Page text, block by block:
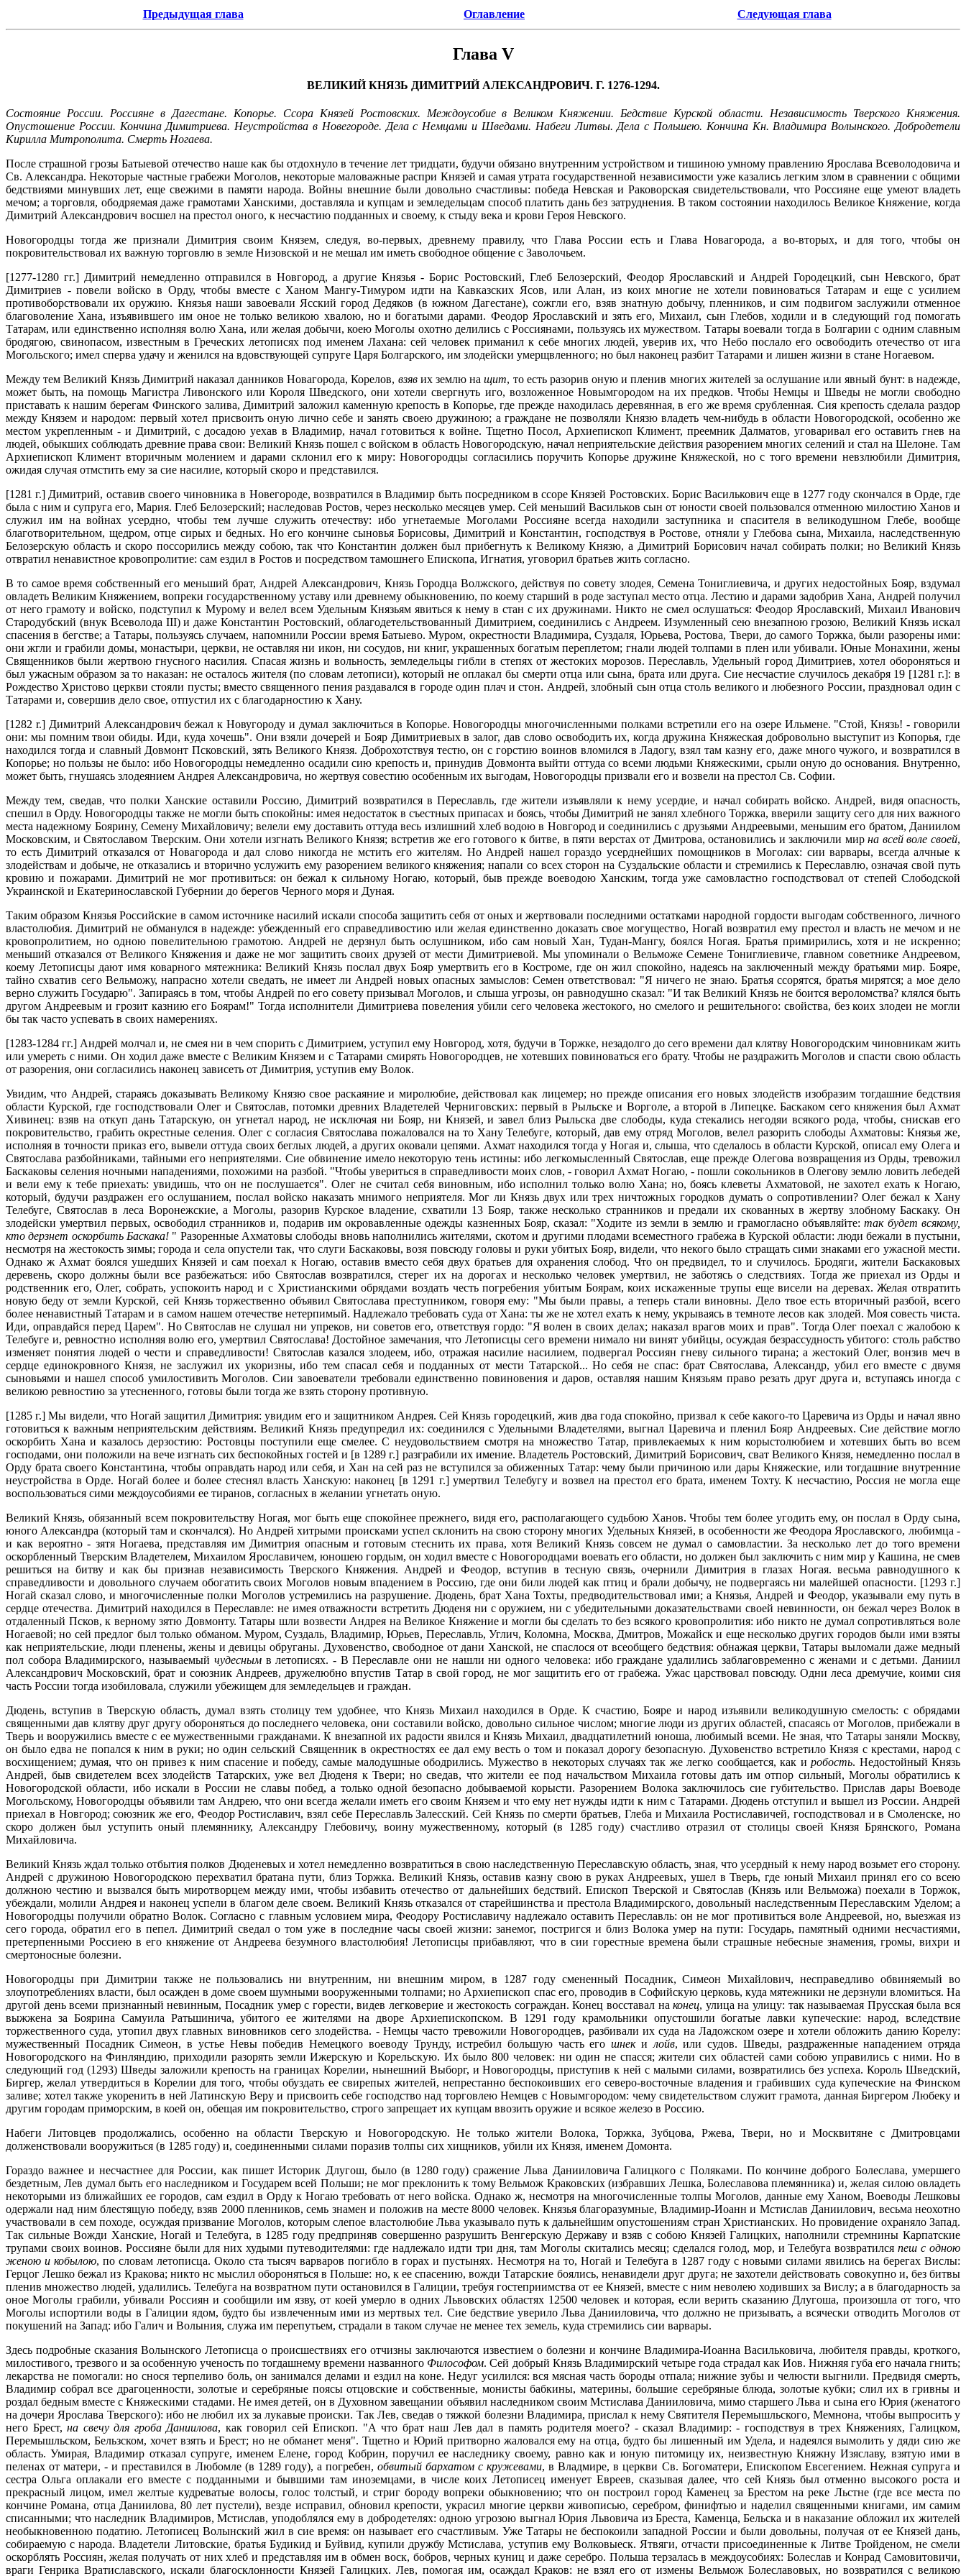
Предыдущая глава Оглавление Следующая глава
Глава V
ВЕЛИКИЙ КНЯЗЬ ДИМИТРИЙ АЛЕКСАНДРОВИЧ. Г. 1276-1294.
Состояние России. Россияне в Дагестане. Копорье. Ссора Князей Ростовских. Междоусобие в Великом Княжении. Бедствие Курской области. Независимость Тверского Княжения.
Опустошение России. Кончина Димитриева. Неустройства в Новегороде. Дела с Немцами и Шведами. Набеги Литвы. Дела с Польшею. Кончина Кн. Владимира Волынского. Добродетели
Кирилла Митрополита. Смерть Ногаева.
После страшной грозы Батыевой отечество наше как бы отдохнуло в течение лет тридцати, будучи обязано внутренним устройством и тишиною умному правлению Ярослава Всеволодовича и
Св. Александра. Некоторые частные грабежи Моголов, некоторые маловажные распри Князей и самая утрата государственной независимости уже казались легким злом в сравнении с общими
бедствиями минувших лет, еще свежими в памяти народа. Войны внешние были довольно счастливы: победа Невская и Раковорская свидетельствовали, что Россияне еще умеют владеть
мечом; а торговля, ободряемая даже грамотами Ханскими, доставляла и купцам и земледельцам способ платить дань без затруднения. В таком состоянии находилось Великое Княжение, когда
Димитрий Александрович восшел на престол оного, к несчастию подданных и своему, к стыду века и крови Героя Невского.
Новогородцы тогда же признали Димитрия своим Князем, следуя, во-первых, древнему правилу, что Глава России есть и Глава Новагорода, а во-вторых, и для того, чтобы он
покровительствовал их важную торговлю в земле Низовской и не мешал им иметь свободное общение с Заволочьем.
[1277-1280 гг.] Димитрий немедленно отправился в Новгород, а другие Князья - Борис Ростовский, Глеб Белозерский, Феодор Ярославский и Андрей Городецкий, сын Невского, брат
Димитриев - повели войско в Орду, чтобы вместе с Ханом Мангу-Тимуром идти на Кавказских Ясов, или Алан, из коих многие не хотели повиноваться Татарам и еще с усилием
противоборствовали их оружию. Князья наши завоевали Ясский город Дедяков (в южном Дагестане), сожгли его, взяв знатную добычу, пленников, и сим подвигом заслужили отменное
благоволение Хана, изъявившего им оное не только великою хвалою, но и богатыми дарами. Феодор Ярославский и зять его, Михаил, сын Глебов, ходили и в следующий год помогать
Татарам, или единственно исполняя волю Хана, или желая добычи, коею Моголы охотно делились с Россиянами, пользуясь их мужеством. Татары воевали тогда в Болгарии с одним славным
бродягою, свинопасом, известным в Греческих летописях под именем Лахана: сей человек приманил к себе многих людей, уверив их, что Небо послало его освободить отечество от ига
Могольского; имел сперва удачу и женился на вдовствующей супруге Царя Болгарского, им злодейски умерщвленного; но был наконец разбит Татарами и лишен жизни в стане Ногаевом.
Между тем Великий Князь Димитрий наказал данников Новагорода, Корелов, взявих землю нащит, то есть разорив оную и пленив многих жителей за ослушание или явный бунт: в надежде,
может быть, на помощь Магистра Ливонского или Короля Шведского, они хотели свергнуть иго, возложенное Новымгородом на их предков. Чтобы Немцы и Шведы не могли свободно
приставать к нашим берегам Финского залива, Димитрий заложил каменную крепость в Копорье, где прежде находилась деревянная, в его же время срубленная. Сия крепость сделала раздор
между Князем и народом: первый хотел присвоить оную лично себе и занять своею дружиною; а граждане не позволяли Князю владеть чем-нибудь в области Новогородской, особенно же
местом укрепленным - и Димитрий, с досадою уехав в Владимир, начал готовиться к войне. Тщетно Посол, Архиепископ Климент, преемник Далматов, уговаривал его оставить гнев на
людей, обыкших соблюдать древние права свои: Великий Князь пошел с войском в область Новогородскую, начал неприятельские действия разорением многих селений и стал на Шелоне. Там
Архиепископ Климент вторичным молением и дарами склонил его к миру: Новогородцы согласились поручить Копорье дружине Княжеской, но с того времени невзлюбили Димитрия,
ожидая случая отмстить ему за сие насилие, который скоро и представился.
[1281 г.] Димитрий, оставив своего чиновника в Новегороде, возвратился в Владимир быть посредником в ссоре Князей Ростовских. Борис Василькович еще в 1277 году скончался в Орде, где
была с ним и супруга его, Мария. Глеб Белозерский; наследовав Ростов, через несколько месяцев умер. Сей меньший Васильков сын от юности своей пользовался отменною милостию Ханов и
служил им на войнах усердно, чтобы тем лучше служить отечеству: ибо угнетаемые Моголами Россияне всегда находили заступника и спасителя в великодушном Глебе, вообще
благотворительном, щедром, отце сирых и бедных. Но его кончине сыновья Борисовы, Димитрий и Константин, господствуя в Ростове, отняли у Глебова сына, Михаила, наследственную
Белозерскую область и скоро поссорились между собою, так что Константин должен был прибегнуть к Великому Князю, а Димитрий Борисович начал собирать полки; но Великий Князь
отвратил ненавистное кровопролитие: сам ездил в Ростов и посредством тамошнего Епископа, Игнатия, уговорил братьев жить согласно.
В то самое время собственный его меньший брат, Андрей Александрович, Князь Городца Волжского, действуя по совету злодея, Семена Тониглиевича, и других недостойных Бояр, вздумал
овладеть Великим Княжением, вопреки государственному уставу или древнему обыкновению, по коему старший в роде заступал место отца. Лестию и дарами задобрив Хана, Андрей получил
от него грамоту и войско, подступил к Мурому и велел всем Удельным Князьям явиться к нему в стан с их дружинами. Никто не смел ослушаться: Феодор Ярославский, Михаил Иванович
Стародубский (внук Всеволода III) и даже Константин Ростовский, облагодетельствованный Димитрием, соединились с Андреем. Изумленный сею внезапною грозою, Великий Князь искал
спасения в бегстве; а Татары, пользуясь случаем, напомнили России время Батыево. Муром, окрестности Владимира, Суздаля, Юрьева, Ростова, Твери, до самого Торжка, были разорены ими:
они жгли и грабили домы, монастыри, церкви, не оставляя ни икон, ни сосудов, ни книг, украшенных богатым переплетом; гнали людей толпами в плен или убивали. Юные Монахини, жены
Священников были жертвою гнусного насилия. Спасая жизнь и вольность, земледельцы гибли в степях от жестоких морозов. Переславль, Удельный город Димитриев, хотел обороняться и
был ужасным образом за то наказан: не осталось жителя (по словам летописи), который не оплакал бы смерти отца или сына, брата или друга. Сие несчастие случилось декабря 19 [1281 г.]: в
Рождество Христово церкви стояли пусты; вместо священного пения раздавался в городе один плач и стон. Андрей, злобный сын отца столь великого и любезного России, праздновал один с
Татарами и, совершив дело свое, отпустил их с благодарностию к Хану.
[1282 r.] Димитрий Александрович бежал к Новугороду и думал заключиться в Копорье. Новогородцы многочисленными полками встретили его на озере Ильмене. "Стой, Князь! - говорили
они: мы помним твои обиды. Иди, куда хочешь". Они взяли дочерей и Бояр Димитриевых в залог, дав слово освободить их, когда дружина Княжеская добровольно выступит из Копорья, где
находился тогда и славный Довмонт Псковский, зять Великого Князя. Доброхотствуя тестю, он с горстию воинов вломился в Ладогу, взял там казну его, даже много чужого, и возвратился в
Копорье; но пользы не было: ибо Новогородцы немедленно осадили сию крепость и, принудив Довмонта выйти оттуда со всеми людьми Княжескими, срыли оную до основания. Внутренно,
может быть, гнушаясь злодеянием Андрея Александровича, но жертвуя совестию особенным их выгодам, Новогородцы призвали его и возвели на престол Св. Софии.
Между тем, сведав, что полки Ханские оставили Россию, Димитрий возвратился в Переславль, где жители изъявляли к нему усердие, и начал собирать войско. Андрей, видя опасность,
спешил в Орду. Новогородцы также не могли быть спокойны: имея недостаток в съестных припасах и боясь, чтобы Димитрий не занял хлебного Торжка, вверили защиту сего для них важного
места надежному Боярину, Семену Михайловичу; велели ему доставить оттуда весь излишний хлеб водою в Новгород и соединились с друзьями Андреевыми, меньшим его братом, Даниилом
Московским, и Святославом Тверским. Они хотели изгнать Великого Князя; встретив же его готового к битве, в пяти верстах от Дмитрова, остановились и заключили мирна всей воле своей,
то есть Димитрий отказался от Новагорода и дал слово никогда не мстить его жителям. Но Андрей нашел гораздо усерднейших помощников в Моголах: сии варвары, всегда алчные к
злодействам и добыче, не отказались и вторично услужить ему разорением великого княжения; напали со всех сторон на Суздальские области и стремились к Переславлю, означая свой путь
кровию и пожарами. Димитрий не мог противиться: он бежал к сильному Ногаю, который, быв прежде воеводою Ханским, тогда уже самовластно господствовал от степей Слободской
Украинской и Екатеринославской Губернии до берегов Черного моря и Дуная.
Таким образом Князья Российские в самом источнике насилий искали способа защитить себя от оных и жертвовали последними остатками народной гордости выгодам собственного, личного
властолюбия. Димитрий не обманулся в надежде: убежденный его справедливостию или желая единственно доказать свое могущество, Ногай возвратил ему престол и власть не мечом и не
кровопролитием, но одною повелительною грамотою. Андрей не дерзнул быть ослушником, ибо сам новый Хан, Тудан-Мангу, боялся Ногая. Братья примирились, хотя и не искренно;
меньший отказался от Великого Княжения и даже не мог защитить своих друзей от мести Димитриевой. Мы упоминали о Вельможе Семене Тониглиевиче, главном советнике Андреевом,
коему Летописцы дают имя коварного мятежника: Великий Князь послал двух Бояр умертвить его в Костроме, где он жил спокойно, надеясь на заключенный между братьями мир. Бояре,
тайно схватив сего Вельможу, напрасно хотели сведать, не имеет ли Андрей новых опасных замыслов: Семен ответствовал: "Я ничего не знаю. Братья ссорятся, братья мирятся; а мое дело
верно служить Государю". Запираясь в том, чтобы Андрей по его совету призывал Моголов, и слыша угрозы, он равнодушно сказал: "И так Великий Князь не боится вероломства? клялся быть
другом Андреевым и грозит казнию его Боярам!" Тогда исполнители Димитриева повеления убили сего человека жестокого, но смелого и решительного: свойства, без коих злодеи не могли
бы так часто успевать в своих намерениях.
[1283-1284 гг.] Андрей молчал и, не смея ни в чем спорить с Димитрием, уступил ему Новгород, хотя, будучи в Торжке, незадолго до сего времени дал клятву Новогородским чиновникам жить
или умереть с ними. Он ходил даже вместе с Великим Князем и с Татарами смирять Новогородцев, не хотевших повиноваться его брату. Чтобы не раздражить Моголов и спасти свою область
от разорения, они согласились наконец зависеть от Димитрия, уступив ему Волок.
Увидим, что Андрей, стараясь доказывать Великому Князю свое раскаяние и миролюбие, действовал как лицемер; но прежде описания его новых злодейств изобразим тогдашние бедствия
области Курской, где господствовали Олег и Святослав, потомки древних Владетелей Черниговских: первый в Рыльске и Ворголе, а второй в Липецке. Баскаком сего княжения был Ахмат
Хивинец: взяв на откуп дань Татарскую, он угнетал народ, не исключая ни Бояр, ни Князей, и завел близ Рыльска две слободы, куда стекались негодяи всякого рода, чтобы, снискав его
покровительство, грабить окрестные селения. Олег с согласия Святослава пожаловался на то Хану Телебуге, который, дав ему отряд Моголов, велел разорить слободы Ахматовы: Князья же,
исполняя в точности приказ его, вывели оттуда своих беглых людей, а других оковали цепями. Ахмат находился тогда у Ногая и, слыша, что сделалось в области Курской, описал ему Олега и
Святослава разбойниками, тайными его неприятелями. Сие обвинение имело некоторую тень истины: ибо легкомысленный Святослав, еще прежде Олегова возвращения из Орды, тревожил
Баскаковы селения ночными нападениями, похожими на разбой. "Чтобы увериться в справедливости моих слов, - говорил Ахмат Ногаю, - пошли сокольников в Олегову землю ловить лебедей
и вели ему к тебе приехать: увидишь, что он не послушается". Олег не считал себя виновным, ибо исполнил только волю Хана; но, боясь клеветы Ахматовой, не захотел ехать к Ногаю,
который, будучи раздражен его ослушанием, послал войско наказать мнимого неприятеля. Мог ли Князь двух или трех ничтожных городков думать о сопротивлении? Олег бежал к Хану
Телебуге, Святослав в леса Воронежские, а Моголы, разорив Курское владение, схватили 13 Бояр, также несколько странников и предали их скованных в жертву злобному Баскаку. Он
злодейски умертвил первых, освободил странников и, подарив им окровавленные одежды казненных Бояр, сказал: "Ходите из земли в землю и грамогласно объявляйте:так будет всякому,
кто дерзнет оскорбить Баскака! " Разоренные Ахматовы слободы вновь наполнились жителями, скотом и другими плодами всеместного грабежа в Курской области: люди бежали в пустыни,
несмотря на жестокость зимы; города и села опустели так, что слуги Баскаковы, возя повсюду головы и руки убитых Бояр, видели, что некого было стращать сими знаками его ужасной мести.
Однако ж Ахмат боялся ушедших Князей и сам поехал к Ногаю, оставив вместо себя двух братьев для охранения слобод. Что он предвидел, то и случилось. Бродяги, жители Баскаковых
деревень, скоро должны были все разбежаться: ибо Святослав возвратился, стерег их на дорогах и несколько человек умертвил, не заботясь о следствиях. Тогда же приехал из Орды и
родственник его, Олег, собрать, успокоить народ и с Христианскими обрядами воздать честь погребения убитым Боярам, коих искаженные трупы еще висели на деревах. Желая отвратить
новую беду от земли Курской, сей Князь торжественно объявил Святослава преступником, говоря ему: "Мы были правы, а теперь стали виновны. Дело твое есть вторичный разбой, всего
более ненавистный Татарам и в самом нашем отечестве нетерпимый. Надлежало требовать суда от Хана: ты же не хотел ехать к нему, укрываясь в темноте лесов как злодей. Моя совесть чиста.
Иди, оправдайся перед Царем". Но Святослав не слушал ни упреков, ни советов его, ответствуя гордо: "Я волен в своих делах; наказал врагов моих и прав". Тогда Олег поехал с жалобою к
Телебуге и, ревностно исполняя волю его, умертвил Святослава! Достойное замечания, что Летописцы сего времени нимало ни винят убийцы, осуждая безрассудность убитого: столь рабство
изменяет понятия людей о чести и справедливости! Святослав казался злодеем, ибо, отражая насилие насилием, подвергал Россиян гневу сильного тирана; а жестокий Олег, вонзив меч в
сердце единокровного Князя, не заслужил их укоризны, ибо тем спасал себя и подданных от мести Татарской... Но себя не спас: брат Святослава, Александр, убил его вместе с двумя
сыновьями и нашел способ умилостивить Моголов. Сии завоеватели требовали единственно повиновения и даров, оставляя нашим Князьям право резать друг друга и, вступаясь иногда с
великою ревностию за утесненного, готовы были тогда же взять сторону противную.
[1285 г.] Мы видели, что Ногай защитил Димитрия: увидим его и защитником Андрея. Сей Князь городецкий, жив два года спокойно, призвал к себе какого-то Царевича из Орды и начал явно
готовиться к важным неприятельским действиям. Великий Князь предупредил их: соединился с Удельными Владетелями, выгнал Царевича и пленил Бояр Андреевых. Сие действие могло
оскорбить Хана и казалось дерзостию: Ростовцы поступили еще смелее. С неудовольствием смотря на множество Татар, привлекаемых к ним корыстолюбием и хотевших быть во всем
господами, они положили на вече изгнать сих беспокойных гостей и [в 1289 г.] разграбили их имение. Владетель Ростовский, Димитрий Борисович, сват Великого Князя, немедленно послал в
Орду брата своего Константина, чтобы оправдать народ или себя, и Хан на сей раз не вступился за обиженных Татар: чему были причиною или дары Княжеские, или тогдашние внутренние
неустройства в Орде. Ногай более и более стеснял власть Ханскую: наконец [в 1291 г.] умертвил Телебугу и возвел на престол его брата, именем Тохту. К несчастию, Россия не могла еще
воспользоваться сими междоусобиями ее тиранов, согласных в желании угнетать оную.
Великий Князь, обязанный всем покровительству Ногая, мог быть еще спокойнее прежнего, видя его, располагающего судьбою Ханов. Чтобы тем более угодить ему, он послал в Орду сына,
юного Александра (который там и скончался). Но Андрей хитрыми происками успел склонить на свою сторону многих Удельных Князей, в особенности же Феодора Ярославского, любимца -
и как вероятно - зятя Ногаева, представляя им Димитрия опасным и готовым стеснить их права, хотя Великий Князь совсем не думал о самовластии. За несколько лет до того времени
оскорбленный Тверским Владетелем, Михаилом Ярославичем, юношею гордым, он ходил вместе с Новогородцами воевать его области, но должен был заключить с ним мир у Кашина, не смев
решиться на битву и как бы признав независимость Тверского Княжения. Андрей и Феодор, вступив в тесную связь, очернили Димитрия в глазах Ногая. весьма равнодушного к
справедливости и довольного случаем обогатить своих Моголов новым впадением в Россию, где они били людей как птиц и брали добычу, не подвергаясь ни малейшей опасности. [1293 г.]
Ногай сказал слово, и многочисленные полки Моголов устремились на разрушение. Дюдень, брат Хана Тохты, предводительствовал ими; а Князья, Андрей и Феодор, указывали ему путь в
сердце отечества. Димитрий находился в Переславле: не имея отважности встретить Дюденя ни с оружием, ни с убедительными доказательствами своей невинности, он бежал через Волок в
отдаленный Псков, к верному зятю Довмонту. Татары шли возвести Андрея на Великое Княжение и могли бы сделать то без всякого кровопролития: ибо никто не думал сопротивляться воле
Ногаевой; но сей предлог был только обманом. Муром, Суздаль, Владимир, Юрьев, Переславль, Углич, Коломна, Москва, Дмитров, Можайск и еще несколько других городов были ими взяты
как неприятельские, люди пленены, жены и девицы обруганы. Духовенство, свободное от дани Ханской, не спаслося от всеобщего бедствия: обнажая церкви, Татары выломали даже медный
пол собора Владимирского, называемый чудеснымв летописях. - В Переславле они не нашли ни одного человека: ибо граждане удалились заблаговременно с женами и с детьми. Даниил
Александрович Московский, брат и союзник Андреев, дружелюбно впустив Татар в свой город, не мог защитить его от грабежа. Ужас царствовал повсюду. Одни леса дремучие, коими сия
часть России тогда изобиловала, служили убежищем для земледельцев и граждан.
Дюдень, вступив в Тверскую область, думал взять столицу тем удобнее, что Князь Михаил находился в Орде. К счастию, Бояре и народ изъявили великодушную смелость: с обрядами
священными дав клятву друг другу обороняться до последнего человека, они составили войско, довольно сильное числом; многие люди из других областей, спасаясь от Моголов, прибежали в
Тверь и вооружились вместе с ее мужественными гражданами. К внезапной их радости явился и Князь Михаил, двадцатилетний юноша, любимый всеми. Не зная, что Татары заняли Москву,
он было едва не попался к ним в руки; но один сельский Священник в окрестностях ее дал ему весть о том и показал дорогу безопасную. Духовенство встретило Князя с крестами, народ с
восхищением; думая, что он привез к ним спасение и победу, самые малодушные ободрились. Мужество в некоторых случаях так же легко сообщается, как иробость. Недостойный Князь
Андрей, быв свидетелем всех злодейств Татарских, уже вел Дюденя к Твери; но сведав, что жители ее под начальством Михаила готовы дать им отпор сильный, Моголы обратились к
Новогородской области, ибо искали в России не славы побед, а только одной безопасно добываемой корысти. Разорением Волока заключилось сие губительство. Прислав дары Воеводе
Могольскому, Новогородцы объявили там Андрею, что они всегда желали иметь его своим Князем и что ему нет нужды идти к ним с Татарами. Дюдень отступил и вышел из России. Андрей
приехал в Новгород; союзник же его, Феодор Ростиславич, взял себе Переславль Залесский. Сей Князь по смерти братьев, Глеба и Михаила Ростиславичей, господствовал и в Смоленске, но
скоро должен был уступить оный племяннику, Александру Глебовичу, воину мужественному, который (в 1285 году) счастливо отразил от столицы своей Князя Брянского, Романа
Михайловича.
Великий Князь ждал только отбытия полков Дюденевых и хотел немедленно возвратиться в свою наследственную Переславскую область, зная, что усердный к нему народ возьмет его сторону.
Андрей с дружиною Новогородскою перехватил братана пути, близ Торжка. Великий Князь, оставив казну свою в руках Андреевых, ушел в Тверь, где юный Михаил принял его со всею
должною честию и вызвался быть миротворцем между ими, чтобы избавить отечество от дальнейших бедствий. Епископ Тверской и Святослав (Князь или Вельможа) поехали в Торжок,
убеждали, молили Андрея и наконец успели в благом деле своем. Великий Князь отказался от старейшинства и престола Владимирского, довольный наследственным Переславским Уделом; а
Новогородцы получили обратно Волок. Согласно с главным условием мира, Феодору Ростиславичу надлежало оставить Переславль: он не мог противиться воле Андреевой, но, выезжая из
сего города, обратил его в пепел. Димитрий сведал о том уже в последние часы своей жизни: занемог, постригся и близ Волока умер на пути: Государь, памятный одними несчастиями,
претерпенными Россиею в его княжение от Андреева безумного властолюбия! Летописцы прибавляют, что в сии горестные времена были страшные небесные знамения, громы, вихри и
смертоносные болезни.
Новогородцы при Димитрии также не пользовались ни внутренним, ни внешним миром, в 1287 году смененный Посадник, Симеон Михайлович, несправедливо обвиняемый во
злоупотреблениях власти, был осажден в доме своем шумными вооруженными толпами; но Архиепископ спас его, проводив в Софийскую церковь, куда мятежники не дерзнули вломиться. На
другой день всеми признанный невинным, Посадник умер с горести, видев легковерие и жестокость сограждан. Конец восставал наконец, улица на улицу: так называемая Прусская была вся
выжжена за Боярина Самуила Ратьшинича, убитого ее жителями на дворе Архиепископском. В 1291 году крамольники опустошили богатые лавки купеческие: народ, вследствие
торжественного суда, утопил двух главных виновников сего злодейства. - Немцы часто тревожили Новогородцев, разбивали их суда на Ладожском озере и хотели обложить данию Корелу:
мужественный Посадник Симеон, в устье Невы победив Немецкого воеводу Трунду, истребил большую часть егошнекилойв, или судов. Шведы, раздраженные нападением отряда
Новогородского на Финляндию, приходили разорять земли Ижерскую и Корельскую. Их было 800 человек: ни один не спасся; жители сих областей сами собою управились с ними. Но в
следующий год (1293) Шведы заложили крепость на границах Корелии, нынешний Выборг, и Новогородцы, приступив к ней с малыми силами, возвратились без успеха. Король Шведский,
Биргер, желал утвердиться в Корелии для того, чтобы обуздать ее свирепых жителей, непрестанно беспокоивших его северо-восточные владения и грабивших суда купеческие на Финском
заливе; хотел также укоренить в ней Латинскую Веру и присвоить себе господство над торговлею Немцев с Новымгородом: чему свидетельством служит грамота, данная Биргером Любеку и
другим городам приморским, в коей он, обещая им покровительство, строго запрещает их купцам ввозить оружие и всякое железо в Россию.
Набеги Литовцев продолжались, особенно на области Тверскую и Новогородскую. Не только жители Волока, Торжка, Зубцова, Ржева, Твери, но и Москвитяне с Дмитровцами
долженствовали вооружиться (в 1285 году) и, соединенными силами поразив толпы сих хищников, убили их Князя, именем Домонта.
Гораздо важнее и несчастнее для России, как пишет Историк Длугош, было (в 1280 году) сражение Льва Данииловича Галицкого с Поляками. По кончине доброго Болеслава, умершего
бездетным, Лев думал быть его наследником и Государем всей Польши; не мог преклонить к тому Вельмож Краковских (избравших Лешка, Болеславова племянника) и, желая силою овладеть
некоторыми из ближайших ее городов, сам ездил в Орду к Ногаю требовать от него войска. Однако ж, несмотря на многочисленные толпы Моголов, данные ему Ханом, Воеводы Лешковы
одержали над ним блестящую победу, взяв 2000 пленников, семь знамен и положив на месте 8000 человек. Князья благоразумные, Владимир-Иоанн и Мстислав Даниилович, весьма неохотно
участвовали в сем походе, осуждая призвание Моголов, которым слепое властолюбие Льва указывало путь к дальнейшим опустошениям стран Христианских. Но провидение охраняло Запад.
Так сильные Вожди Ханские, Ногай и Телебуга, в 1285 году предприняв совершенно разрушить Венгерскую Державу и взяв с собою Князей Галицких, наполнили стремнины Карпатские
трупами своих воинов. Россияне были для них худыми путеводителями: где надлежало идти три дня, там Моголы скитались месяц; сделался голод, мор, и Телебуга возвратилсяпеш с одною
женою и кобылою, по словам летописца. Около ста тысяч варваров погибло в горах и пустынях. Несмотря на то, Ногай и Телебуга в 1287 году с новыми силами явились на берегах Вислы:
Герцог Лешко бежал из Кракова; никто нс мыслил обороняться в Польше: но, к ее спасению, вожди Татарские боялись, ненавидели друг друга; не захотели действовать совокупно и, без битвы
пленив множество людей, удалились. Телебуга на возвратном пути остановился в Галиции, требуя гостеприимства от ее Князей, вместе с ним неволею ходивших за Вислу; а в благодарность за
оное Моголы грабили, убивали Россиян и сообщили им язву, от коей умерло в одних Львовских областях 12500 человек и которая, если верить сказанию Длугоша, произошла от того, что
Моголы испортили воды в Галиции ядом, будто бы извлеченным ими из мертвых тел. Сие бедствие уверило Льва Данииловича, что должно не призывать, а всячески отводить Моголов от
покушений на Запад: ибо Галич и Волыния, служа им перепутьем, страдали в таком случае не менее тех земель, куда стремились сии варвары.
Здесь подробные сказания Волынского Летописца о происшествиях его отчизны заключаются известием о болезни и кончине Владимира-Иоанна Васильковича, любителя правды, кроткого,
милостивого, трезвого и за особенную ученость по тогдашнему времени названного Философом. Сей добрый Князь Владимирский четыре года страдал как Иов. Нижняя губа его начала гнить;
лекарства не помогали: но снося терпеливо боль, он занимался делами и ездил на коне. Недуг усилился: вся мясная часть бороды отпала; нижние зубы и челюсти выгнили. Предвидя смерть,
Владимир собрал все драгоценности, золотые и серебряные поясы отцовские и собственные, монисты бабкины, материны, большие серебряные блюда, золотые кубки; слил их в гривны и
роздал бедным вместе с Княжескими стадами. Не имея детей, он в Духовном завещании объявил наследником своим Мстислава Данииловича, мимо старшего Льва и сына его Юрия (женатого
на дочери Ярослава Тверского): ибо не любил их за лукавые происки. Так Лев, сведав о тяжкой болезни Владимира, прислал к нему Святителя Перемышльского, Мемнона, чтобы выпросить у
него Брест,на свечу для гроба Даниилова, как говорил сей Епископ. "А что брат наш Лев дал в память родителя моего? - сказал Владимир: - господствуя в трех Княжениях, Галицком,
Перемышльском, Бельзском, хочет взять и Брест; но не обманет меня". Тщетно и Юрий притворно жаловался ему на отца, будто бы лишенный им Удела, и надеялся вымолить у дяди сию же
область. Умирая, Владимир отказал супруге, именем Елене, город Кобрин, поручил ее наследнику своему, равно как и юную питомицу их, неизвестную Княжну Изяславу, взятую ими в
пеленах от матери, - и преставился в Любомле (в 1289 году), а погребен, обвитый бархатом с кружевами, в Владмире, в церкви Св. Богоматери, Епископом Евсегением. Нежная супруга и
сестра Ольга оплакали его вместе с подданными и бывшими там иноземцами, в числе коих Летописец именует Евреев, сказывая далее, что сей Князь был отменно высокого роста и
прекрасный лицом, имел желтые кудреватые волосы, голос толстый, и стриг бороду вопреки обыкновению; что он построил город Каменец за Брестом на реке Льстне (где все места по
кончине Романа, отца Даниилова, 80 лет пустели), везде исправил, обновил крепости, украсил многие церкви живописью, серебром, финифтью и наделил священными книгами, им самим
списанными; что наследник Владимиров, Мстислав, уподоблялся ему в добродетелях: одною угрозою выгнал Юрия Львовича из Бреста, Каменца, Бельска и в наказание обложил их жителей
необыкновенною податию. Летописец Волынский жил в сие время: он называет его счастливым. Уже Татары не беспокоили западной России и были довольны, получая от ее Князей дань,
собираемую с народа. Владетели Литовские, братья Будикид и Буйвид, купили дружбу Мстислава, уступив ему Волковыеск. Ятвяги, отчасти присоединенные к Литве Тройденом, не смели
оскорблять Россиян, желая получать от них хлеб и представляя им в обмен воск, бобров, черных куниц и даже серебро. Польша терзалась в междоусобиях: Болеслав и Конрад Самовитовичи,
враги Генрика Вратиславского, искали благосклонности Князей Галицких. Лев, помогая им, осаждал Краков: не взял его от измены Вельмож Болеславовых, но возвратился с великою